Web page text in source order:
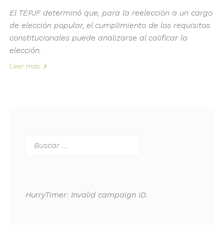
El TEPJF determinó que, para la reelección a un cargo
de elección popular, el cumplimiento de los requisitos
constitucionales puede analizarse al calificar la
elección.
Leer más
HurryTimer: Invalid campaign ID.